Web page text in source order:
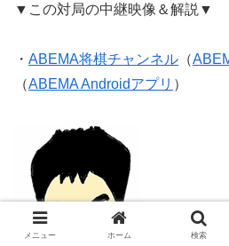
▼この対局の中継映像＆解説▼
・ ABEMA将棋チャンネル （
（ABEMA Androidアプリ ）
メニュー ホーム 検索